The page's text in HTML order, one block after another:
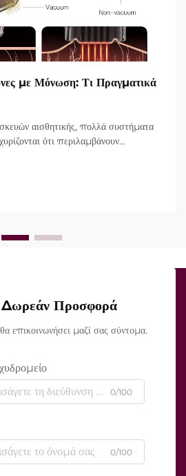
με Μόνωση: Τι Πραγματικά
αισθητικής, πολλά συστήματα
ότι περιλαμβάνουν
αλλά πώς λειτουργούν ακριβώς κατά
Δωρεάν Προσφορά
επικοινωνήσει μαζί σας σύντομα.
0/100
0/100